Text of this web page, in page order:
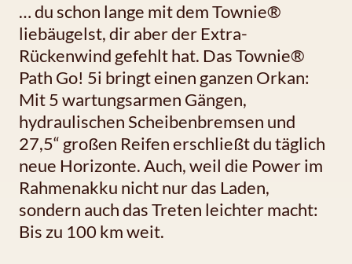
… du schon lange mit dem Townie®
liebäugelst, dir aber der Extra-
Rückenwind gefehlt hat. Das Townie®
Path Go! 5i bringt einen ganzen Orkan:
Mit 5 wartungsarmen Gängen,
hydraulischen Scheibenbremsen und
27,5“ großen Reifen erschließt du täglich
neue Horizonte. Auch, weil die Power im
Rahmenakku nicht nur das Laden,
sondern auch das Treten leichter macht:
Bis zu 100 km weit.